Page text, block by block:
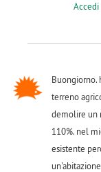
Accedi
Buongiorno.
terreno
demolire un
110%. nel
esistente